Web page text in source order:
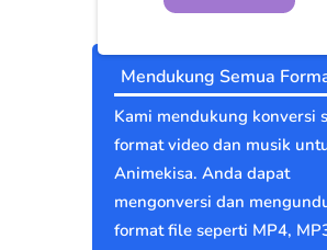
Mendukung Semua
Kami mendukung konversi
format video dan musik
Animekisa. Anda dapat
mengonversi dan
format file seperti MP4,